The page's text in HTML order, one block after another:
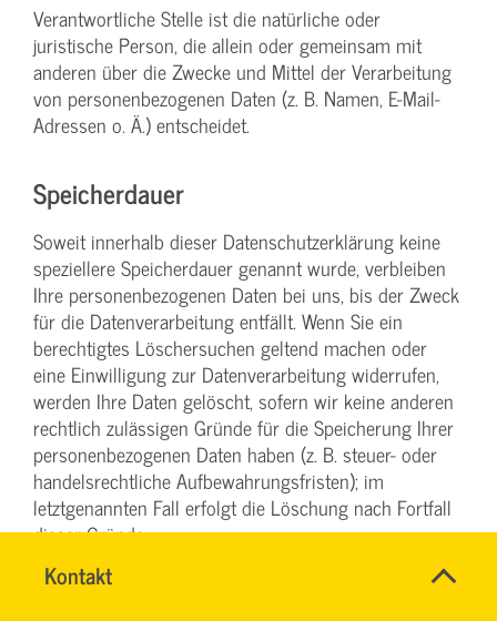
Kontakt
CHRISTINA
Name*
Schnell
&
Verantwortliche Stelle ist die natürliche oder
juristische Person, die allein oder gemeinsam mit
anderen über die Zwecke und Mittel der Verarbeitung
von personenbezogenen Daten (z. B. Namen, E-Mail-
Adressen o. Ä.) entscheidet.
Speicherdauer
Soweit innerhalb dieser Datenschutzerklärung keine
speziellere Speicherdauer genannt wurde, verbleiben
Ihre personenbezogenen Daten bei uns, bis der Zweck
für die Datenverarbeitung entfällt. Wenn Sie ein
berechtigtes Löschersuchen geltend machen oder
eine Einwilligung zur Datenverarbeitung widerrufen,
werden Ihre Daten gelöscht, sofern wir keine anderen
rechtlich zulässigen Gründe für die Speicherung Ihrer
personenbezogenen Daten haben (z. B. steuer- oder
handelsrechtliche Aufbewahrungsfristen); im
letztgenannten Fall erfolgt die Löschung nach Fortfall
dieser Gründe.